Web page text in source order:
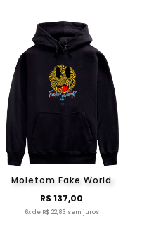
Moletom Fake World
R$ 137,00
6x de R$ 22,83 sem juros